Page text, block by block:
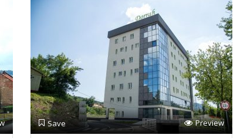
Save Preview